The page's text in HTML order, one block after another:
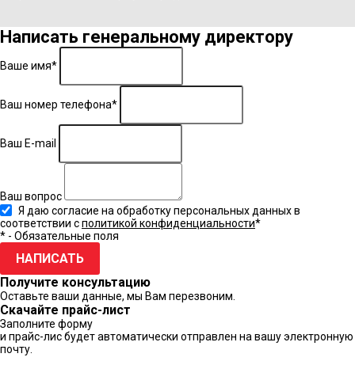
Написать генеральному директору
Ваше имя*
Ваш номер телефона*
Ваш E-mail
Ваш вопрос
Я даю согласие на обработку персональных данных в
соответствии сполитикой конфиденциальности*
* - Обязательные поля
НАПИСАТЬ
Получите консультацию
Оставьте ваши данные, мы Вам перезвоним.
Скачайте прайс-лист
Заполните форму
и прайс-лис будет автоматически отправлен на вашу электронную
почту.